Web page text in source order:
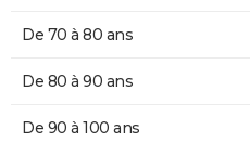
De 70 à 80 ans
De 80 à 90 ans
De 90 à 100 ans